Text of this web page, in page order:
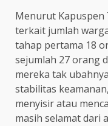
Menurut
terkait jumlah
tahap pertama 18
sejumlah 27 orang
mereka tak
stabilitas
menyisir atau
masih selamat dari